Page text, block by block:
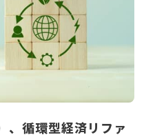
、循環型経済リファ